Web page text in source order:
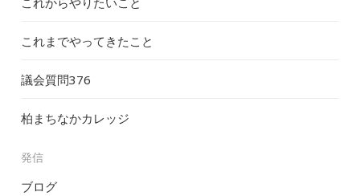
これまでやってきたこと
議会質問376
柏まちなかカレッジ
発信
ブログ